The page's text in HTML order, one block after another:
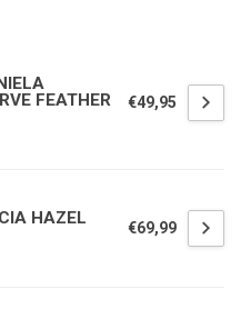
FEATHER
€49,95
HAZEL
€69,99